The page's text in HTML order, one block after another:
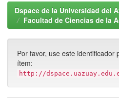
Dspace de la Universidad del
Facultad de Ciencias de la
Por favor, use este identificador
ítem:
http://